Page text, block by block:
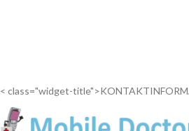
< class="widget-